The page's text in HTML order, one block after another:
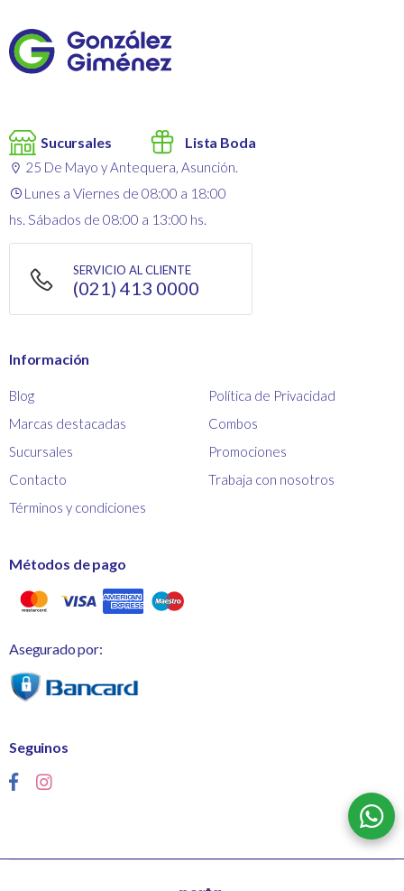
Sucursales Lista Boda
25 De Mayo y Antequera, Asunción.
Lunes a Viernes de 08:00 a 18:00
hs. Sábados de 08:00 a 13:00 hs.
SERVICIO AL CLIENTE
(021) 413 0000
Información
Blog
Marcas destacadas
Sucursales
Contacto
Términos y condiciones
Política de Privacidad
Combos
Promociones
Trabaja con nosotros
Métodos de pago
Asegurado por:
Seguinos